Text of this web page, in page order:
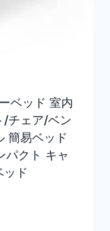
ベッド 室内
/チェア/ベン
簡易ベッド
パクト キャ
ッド